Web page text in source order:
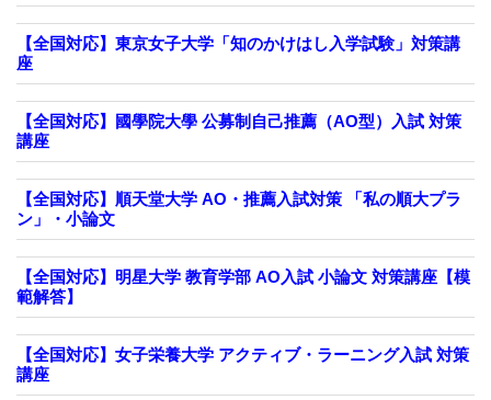
【全国対応】東京女子大学「知のかけはし入学試験」対策講
座
【全国対応】國學院大學 公募制自己推薦（AO型）入試 対策
講座
【全国対応】順天堂大学 AO・推薦入試対策 「私の順大プラ
ン」・小論文
【全国対応】明星大学 教育学部 AO入試 小論文 対策講座【模
範解答】
【全国対応】女子栄養大学 アクティブ・ラーニング入試 対策
講座